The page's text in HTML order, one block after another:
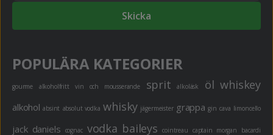
Skicka
POPULÄRA KATEGORIER
gourme alkoholfritt vin och mousserande sprit alkoläsk öl whiskey
alkohol absint absolut vodka whisky jägermeister grappa gin cava limoncello
jack daniels cognac vodka baileys cointreau captain morgan bacardi